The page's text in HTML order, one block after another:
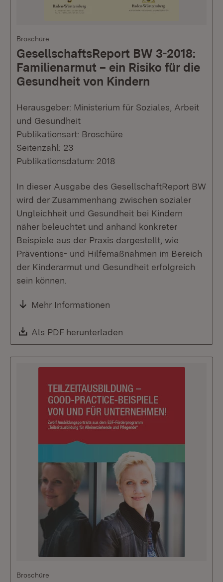
Broschüre
GesellschaftsReport BW 3-2018:
Familienarmut – ein Risiko für die
Gesundheit von Kindern
Herausgeber: Ministerium für Soziales, Arbeit
und Gesundheit
Publikationsart: Broschüre
Seitenzahl: 23
Publikationsdatum: 2018
In dieser Ausgabe des GesellschaftReport BW
wird der Zusammenhang zwischen sozialer
Ungleichheit und Gesundheit bei Kindern
näher beleuchtet und anhand konkreter
Beispiele aus der Praxis dargestellt, wie
Präventions- und Hilfemaßnahmen im Bereich
der Kinderarmut und Gesundheit erfolgreich
sein können.
Mehr Informationen
Download:
Als PDF herunterladen
Broschüre